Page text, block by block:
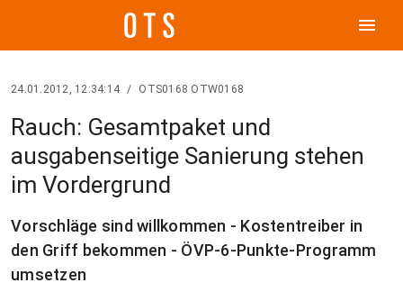
menu
24.01.2012, 12:34:14 / OTS0168 OTW0168
Rauch: Gesamtpaket und
ausgabenseitige Sanierung stehen
im Vordergrund
Vorschläge sind willkommen - Kostentreiber in
den Griff bekommen - ÖVP-6-Punkte-Programm
umsetzen